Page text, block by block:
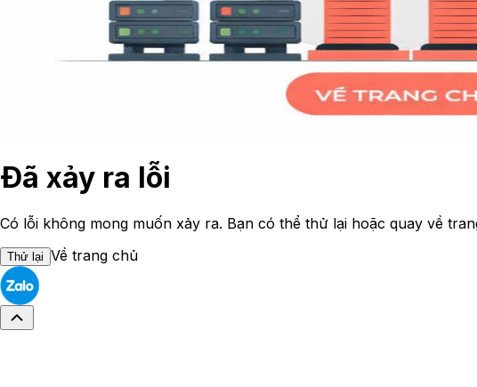
Đã xảy ra lỗi
Có lỗi không mong muốn xảy ra. Bạn có thể thử lại hoặc quay về
Thử lại Về trang chủ